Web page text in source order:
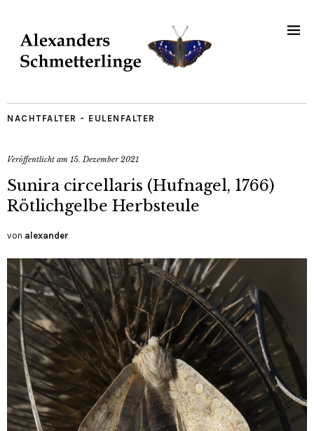
NACHTFALTER - EULENFALTER
Veröffentlicht am 15. Dezember 2021
Sunira circellaris (Hufnagel, 1766)
Rötlichgelbe Herbsteule
von alexander